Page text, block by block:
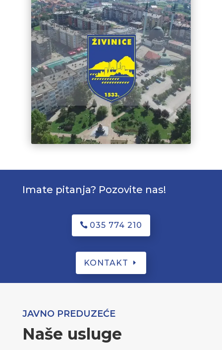
Imate pitanja? Pozovite nas!
035 774 210
KONTAKT
JAVNO PREDUZEĆE
Naše usluge